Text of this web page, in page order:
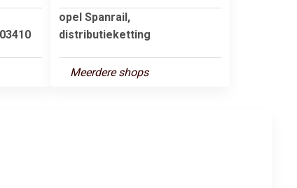
opel Spanrail,
distributieketting
Meerdere shops